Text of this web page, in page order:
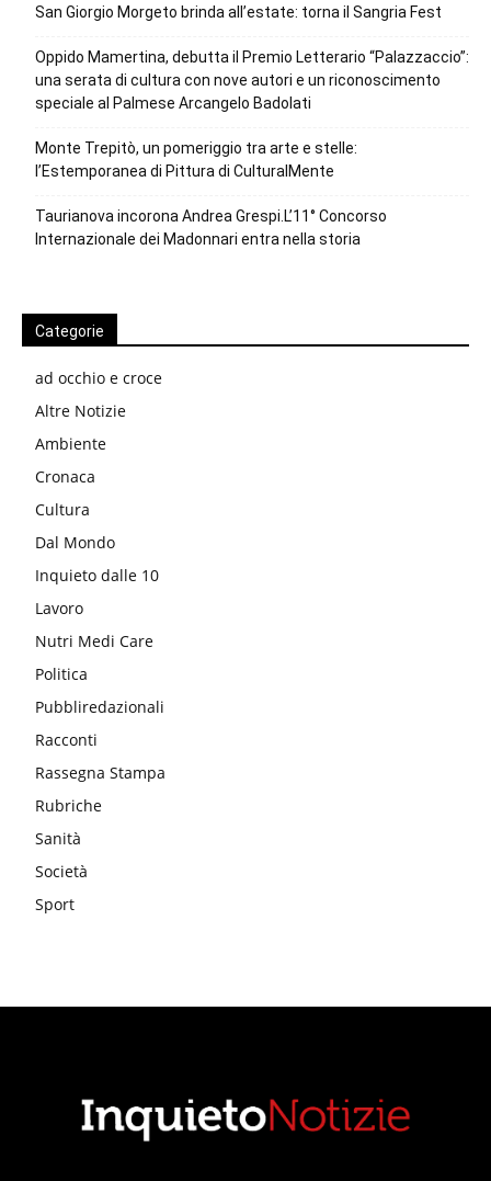
San Giorgio Morgeto brinda all’estate: torna il Sangria Fest
Oppido Mamertina, debutta il Premio Letterario “Palazzaccio”:
una serata di cultura con nove autori e un riconoscimento
speciale al Palmese Arcangelo Badolati
Monte Trepitò, un pomeriggio tra arte e stelle:
l’Estemporanea di Pittura di CulturalMente
Taurianova incorona Andrea Grespi.L’11° Concorso
Internazionale dei Madonnari entra nella storia
Categorie
ad occhio e croce
Altre Notizie
Ambiente
Cronaca
Cultura
Dal Mondo
Inquieto dalle 10
Lavoro
Nutri Medi Care
Politica
Pubbliredazionali
Racconti
Rassegna Stampa
Rubriche
Sanità
Società
Sport